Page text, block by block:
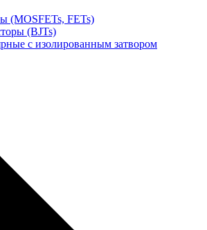
(MOSFETs, FETs)
(BJTs)
с изолированным затвором